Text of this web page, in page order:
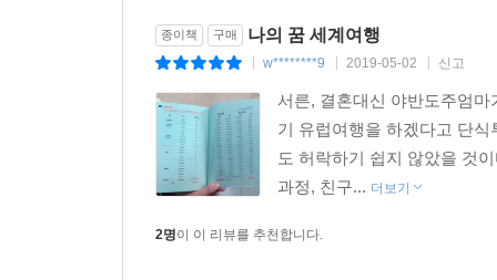
종이책 구매 나의 꿈 세계여행
w********9 2019-05-02 신고
서른, 결혼대신 야반도주엄
기 유럽여행을 하겠다고 단
도 허락하기 쉽지 않았을 것
과정, 친구... 더보기
2명이 이 리뷰를 추천합니다.